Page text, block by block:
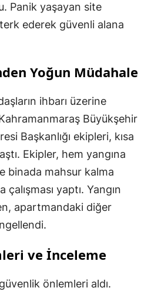
Panik yaşayan site
ederek güvenli alana
Yoğun Müdahale
ihbarı üzerine
Büyükşehir
Başkanlığı ekipleri, kısa
Ekipler, hem yangına
binada mahsur kalma
yaptı. Yangın
apartmandaki diğer
ve İnceleme
önlemleri aldı.